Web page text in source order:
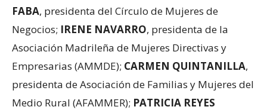
FABA, presidenta del Círculo de Mujeres de
Negocios; IRENE NAVARRO, presidenta de la
Asociación Madrileña de Mujeres Directivas y
Empresarias (AMMDE); CARMEN QUINTANILLA,
presidenta de Asociación de Familias y Mujeres del
Medio Rural (AFAMMER); PATRICIA REYES